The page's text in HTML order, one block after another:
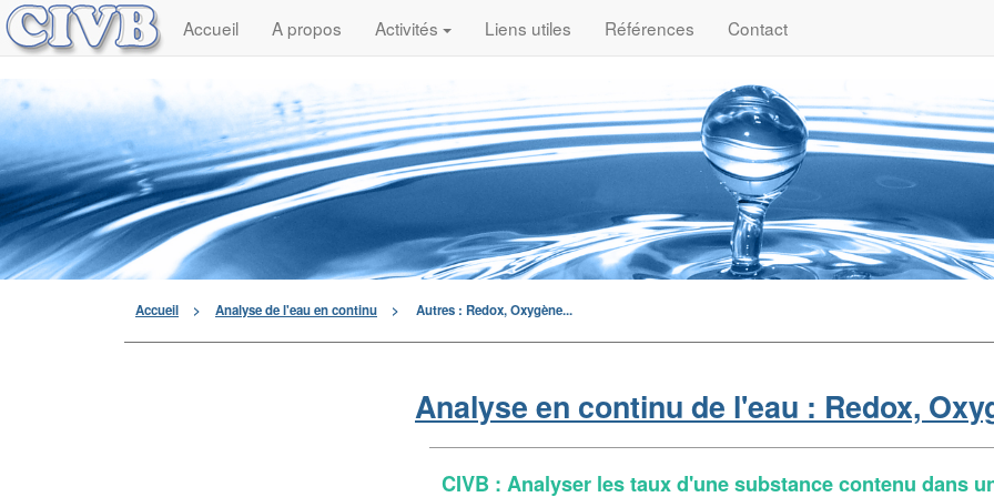
Accueil A propos Activités Liens utiles Références Contact
Accueil > Analyse de l'eau en continu > Autres : Redox, Oxygène...
Analyse en continu de l'eau : Redox,
CIVB : Analyser les taux d'une substance contenu dans